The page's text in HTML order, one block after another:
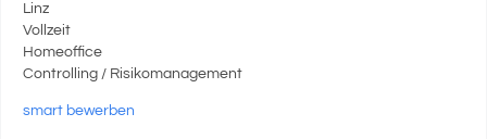
Linz
Vollzeit
Homeoffice
Controlling / Risikomanagement
smart bewerben